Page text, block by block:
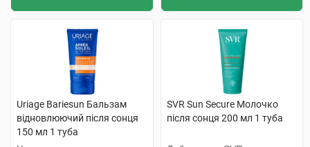
Uriage Bariesun Бальзам
відновлюючий після сонця
150 мл 1 туба
SVR Sun Secure Молочко
після сонця 200 мл 1 туба